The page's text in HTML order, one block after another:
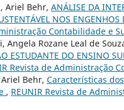
Ariel Behr, ANÁLISE DA
NOS
Contabilidade e
Angela Rozane Leal de
ESTUDANTE DO ENSINO
Revista de Administração
Behr, Características
, REUNIR Revista de